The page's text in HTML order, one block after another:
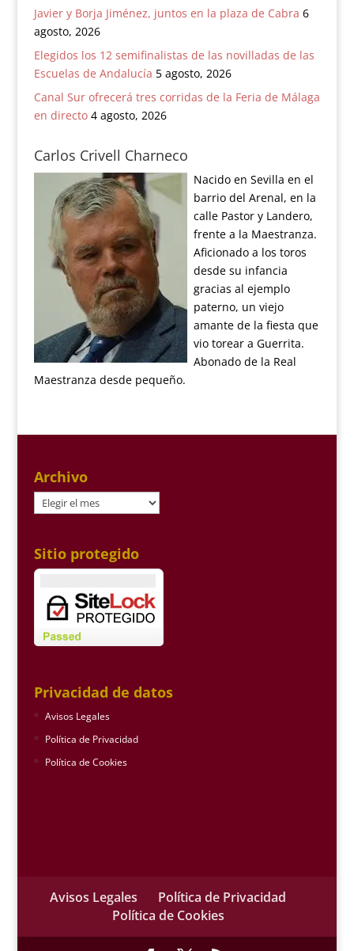
Javier y Borja Jiménez, juntos en la plaza de Cabra 6
agosto, 2026
Elegidos los 12 semifinalistas de las novilladas de las
Escuelas de Andalucía 5 agosto, 2026
Canal Sur ofrecerá tres corridas de la Feria de Málaga
en directo 4 agosto, 2026
Carlos Crivell Charneco
Nacido en Sevilla en el
barrio del Arenal, en la
calle Pastor y Landero,
frente a la Maestranza.
Aficionado a los toros
desde su infancia
gracias al ejemplo
paterno, un viejo
amante de la fiesta que
vio torear a Guerrita.
Abonado de la Real
Maestranza desde pequeño.
Archivo
Archivo
Sitio protegido
Privacidad de datos
Avisos Legales
Política de Privacidad
Política de Cookies
Avisos Legales
Política de Privacidad
Política de Cookies